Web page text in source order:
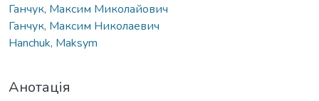
Ганчук, Максим Миколайович
Ганчук, Максим Николаевич
Hanchuk, Maksym
Анотація